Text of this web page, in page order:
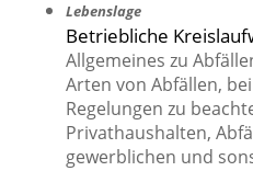
Lebenslage
Betriebliche
Allgemeines zu
Arten von Abfällen,
Regelungen zu
Privathaushalten,
gewerblichen und